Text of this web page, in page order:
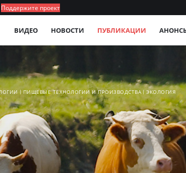
Поддержите проект
ВИДЕО НОВОСТИ ПУБЛИКАЦИИ
ПИЩЕВЫЕ ТЕХНОЛОГИИ И ПРОИЗВОДСТВА ЭКОЛОГИЯ